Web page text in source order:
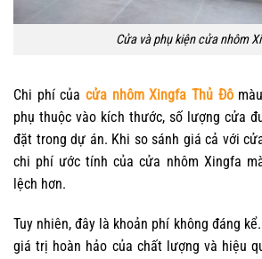
Cửa và phụ kiện cửa nhôm
Chi phí của cửa nhôm Xingfa Thủ Đô
phụ thuộc vào kích thước, số lượng cửa
đặt trong dự án. Khi so sánh giá cả với
chi phí ước tính của cửa nhôm Xingfa
lệch hơn.
Tuy nhiên, đây là khoản phí không đáng
giá trị hoàn hảo của chất lượng và hiệu